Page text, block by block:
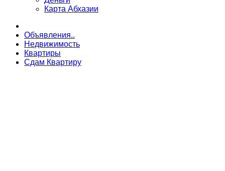
Карта Абхазии
Объявления..
Недвижимость
Квартиры
Сдам Квартиру